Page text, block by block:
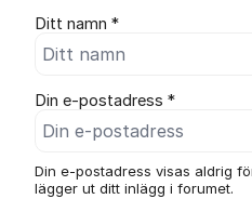
Ditt namn *
Din e-postadress *
Din e-postadress visas aldrig
lägger ut ditt inlägg i forumet.